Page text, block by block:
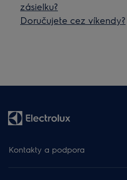
zásielku?
Doručujete cez víkendy?
Kontakty a podpora